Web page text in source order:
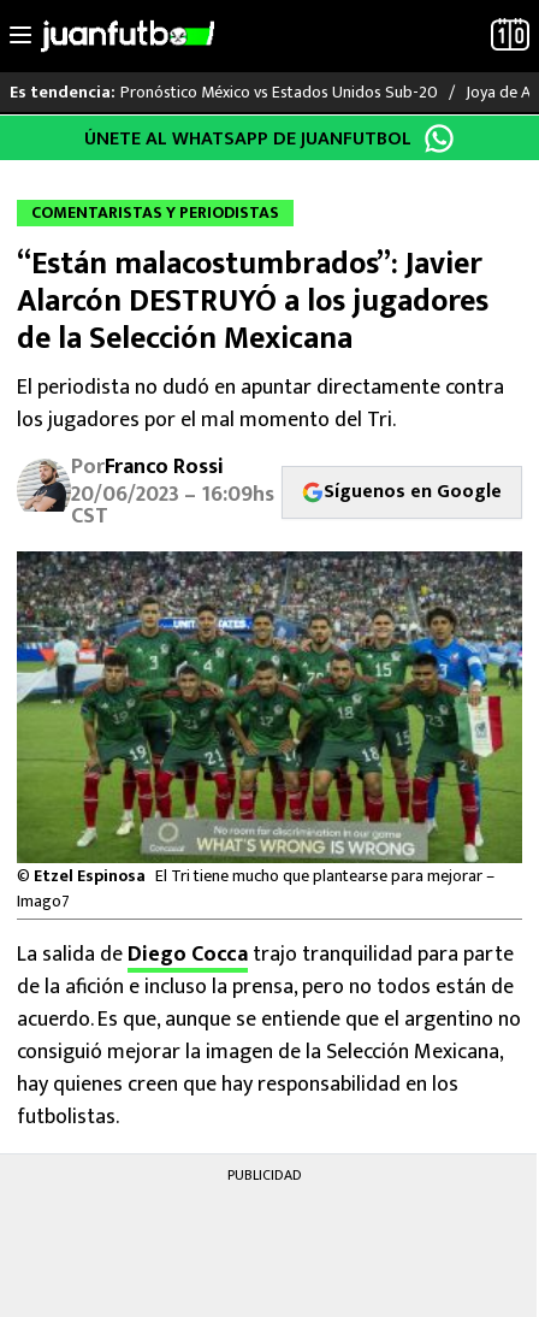
al
Es tendencia: Pronóstico México vs Estados Unidos Sub-20 Joya de
LO ÚLTIMO
LIGA MX
RAYADOS
PUMAS
ATLANTE
SELECCIÓN MEXICANA
FUTBOL INTERNACIONAL
MEXICANOS EN EL EXTRANJERO
FUTBOL ESTUFA
FÓRMULA 1
LIGA MX
NFL
ÚNETE AL WHATSAPP DE JUANFUTBOL
COMENTARISTAS Y PERIODISTAS
“Están malacostumbrados”: Javier
Alarcón DESTRUYÓ a los jugadores
de la Selección Mexicana
El periodista no dudó en apuntar directamente contra
los jugadores por el mal momento del Tri.
PorFranco Rossi
20/06/2023 – 16:09hs
CST
Síguenos en Google
© Etzel Espinosa El Tri tiene mucho que plantearse para mejorar –
Imago7
La salida deDiego Coccatrajo tranquilidad para parte
de la afición e incluso la prensa, pero no todos están de
acuerdo. Es que, aunque se entiende que el argentino no
consiguió mejorar la imagen de la Selección Mexicana,
hay quienes creen que hay responsabilidad en los
futbolistas.
PUBLICIDAD